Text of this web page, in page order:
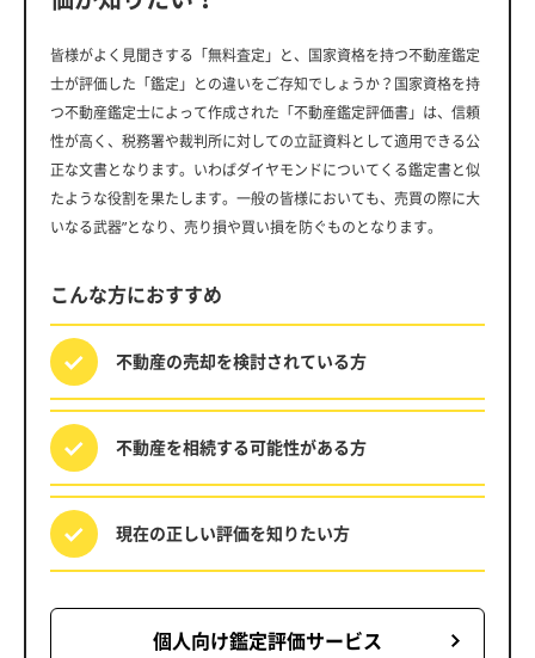
皆様がよく見聞きする「無料査定」と、国家資格を持つ不動産鑑定
士が評価した「鑑定」との違いをご存知でしょうか？国家資格を持
つ不動産鑑定士によって作成された「不動産鑑定評価書」は、信頼
性が高く、税務署や裁判所に対しての立証資料として適用できる公
正な文書となります。いわばダイヤモンドについてくる鑑定書と似
たような役割を果たします。一般の皆様においても、売買の際に大
いなる武器”となり、売り損や買い損を防ぐものとなります。
こんな方におすすめ
不動産の売却を検討されている方
不動産を相続する可能性がある方
現在の正しい評価を知りたい方
個人向け鑑定評価サービス